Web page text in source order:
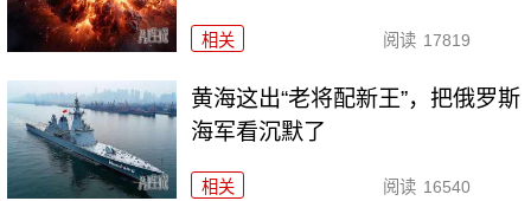
相关 阅读 17819
黄海这出“老将配新王”，把俄罗斯
海军看沉默了
相关 阅读 16540